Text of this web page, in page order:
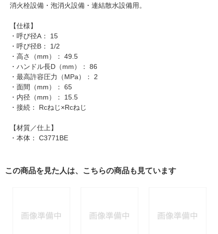
消火栓設備・泡消火設備・連結散水設備用。
【仕様】
・呼び径A： 15
・呼び径B： 1/2
・高さ（mm）： 49.5
・ハンドル長D（mm）： 86
・最高許容圧力（MPa）： 2
・面間（mm）： 65
・内径（mm）： 15.5
・接続： Rcねじ×Rcねじ
【材質／仕上】
・本体： C3771BE
この商品を見た人は、こちらの商品も見ています